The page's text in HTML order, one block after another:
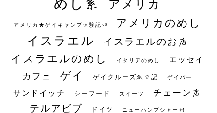
アメリカ
アメリカ★ゲイキャンプ体験記S3 アメリカのめし
イスラエル イスラエルのお店
イスラエルのめし イタリアのめし エッセイ
カフェ ゲイ ゲイクルーズ旅日記 ゲイバー
サンドイッチ シーフード スイーツ チェーン店
テルアビブ ドイツ ニューハンプシャー州